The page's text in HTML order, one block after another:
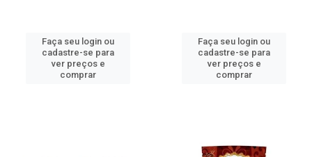
Faça seu login ou
cadastre-se para
ver preços e
comprar
Faça seu login ou
cadastre-se para
ver preços e
comprar